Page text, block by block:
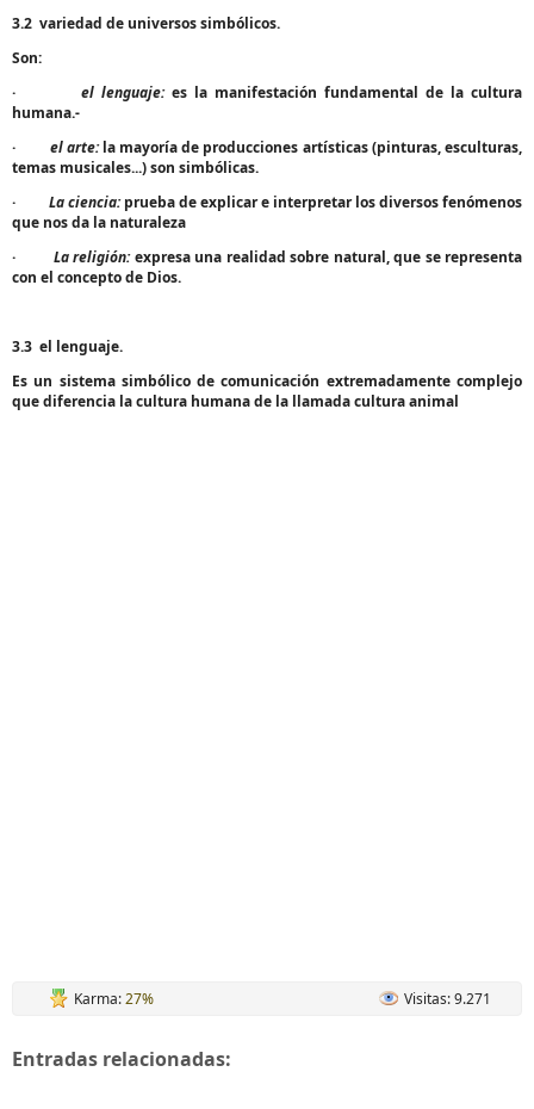
3.2 variedad de universos simbólicos.
Son:
·
el lenguaje:es la manifestación fundamental de la cultura
humana.-
·
el arte:la mayoría de producciones artísticas (pinturas, esculturas,
temas musicales...) son simbólicas.
·
La ciencia:prueba de explicar e interpretar los diversos fenómenos
que nos da la naturaleza
·
La religión:expresa una realidad sobre natural, que se representa
con el concepto de Dios.
3.3 el lenguaje.
Es un sistema simbólico de comunicación extremadamente complejo
que diferencia la cultura humana de la llamada cultura animal
Karma:27% Visitas: 9.271
Entradas relacionadas: